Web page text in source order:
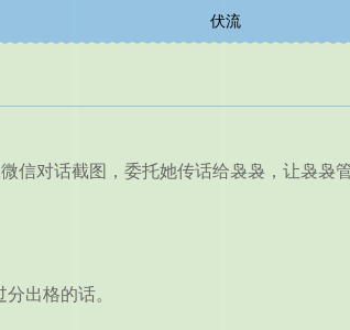
伏流
对话截图，委托她传话给袅袅，让袅袅管
出格的话。